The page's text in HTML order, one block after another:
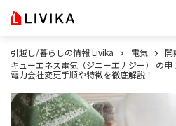
引越し/暮らしの情報 Livika 電気
開
キューエネス電気（ジニーエナジー） の
電力会社変更手順や特徴を徹底解説！